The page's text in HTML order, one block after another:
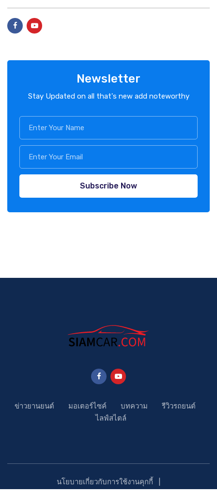
Newsletter
Stay Updated on all that's new add noteworthy
Subscribe Now
ข่าวยานยนต์ มอเตอร์ไซค์ บทความ
รีวิวรถยนต์
ไลฟ์สไตล์
นโยบายเกี่ยวกับการใช้งานคุกกี้